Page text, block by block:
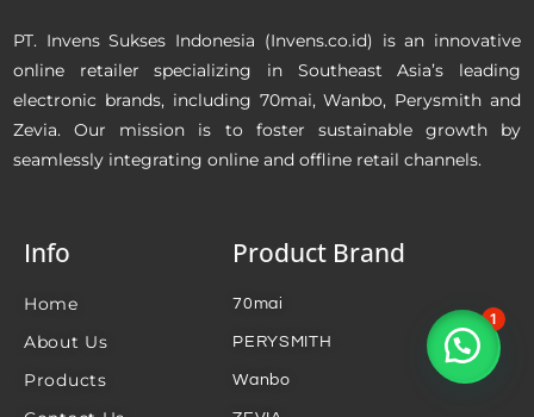
PT. Invens Sukses Indonesia (Invens.co.id) is an innovative
online retailer specializing in Southeast Asia’s leading
electronic brands, including 70mai, Wanbo, Perysmith and
Zevia. Our mission is to foster sustainable growth by
seamlessly integrating online and offline retail channels.
Info
Home
About Us
Products
Product Brand
70mai
PERYSMITH
Wanbo
Silahkan chat kami...
1